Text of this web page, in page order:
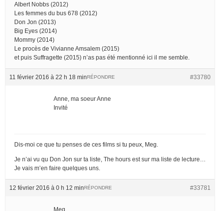
Albert Nobbs (2012)
Les femmes du bus 678 (2012)
Don Jon (2013)
Big Eyes (2014)
Mommy (2014)
Le procès de Vivianne Amsalem (2015)
et puis Suffragette (2015) n’as pas été mentionné ici il me semble.
11 février 2016 à 22 h 18 min #33780
RÉPONDRE
Anne, ma soeur Anne
Invité
Dis-moi ce que tu penses de ces films si tu peux, Meg.
Je n’ai vu qu Don Jon sur ta liste, The hours est sur ma liste de lecture…
Je vais m’en faire quelques uns.
12 février 2016 à 0 h 12 min #33781
RÉPONDRE
Meg